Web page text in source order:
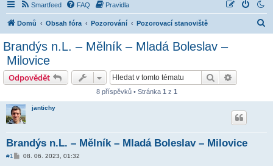
Smartfeed FAQ Pravidla
Domů Obsah fóra Pozorování Pozorovací stanoviště
Brandýs n.L. – Mělník – Mladá Boleslav –
Milovice
Odpovědět Hledat
8 příspěvků • Stránka 1 z 1
jantichy
Brandýs n.L. – Mělník – Mladá Boleslav – Milovice
#1
P08. 06. 2023, 01:32